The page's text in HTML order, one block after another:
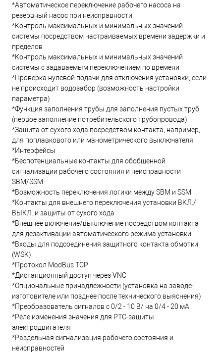
*Автоматическое переключение рабочего насоса на
резервный насос при неисправности
*Контроль максимальных и минимальных значений
системы посредством настраиваемых времени задержки и
пределов
*Контроль максимальных и минимальных значений
системы с задаваемым переключением по времени
*Проверка нулевой подачи для отключения установки, если
не происходит водозабор (возможность настройки
параметра)
*Функция заполнения трубы для заполнения пустых труб
(первое заполнение потребительского трубопровода)
*Защита от сухого хода посредством контакта, например,
для поплавкового или манометрического выключателя
*Интерфейсы
*Беспотенциальные контакты для обобщенной
сигнализации рабочего состояния и неисправности
SBM/SSM
*Возможность переключения логики между SBM и SSM
*Контакты для внешнего переключения установки ВКЛ./
ВЫКЛ. и защиты от сухого хода
*Внешнее включение/выключение посредством контакта
для дезактивации автоматического режима установки
*Входы для подсоединения защитного контакта обмотки
(WSK)
*Протокол ModBus TCP
*Дистанционный доступ через VNC
*Опциональные принадлежности (установка на заводе-
изготовителе или позднее после технического выяснения)
*Преобразователь сигналов с 0/2 - 10 В/ на 0/4 - 20 мА
*Реле изменения значения для PTC-защиты
электродвигателя
*Раздельная сигнализация рабочего состояния и
неисправностей